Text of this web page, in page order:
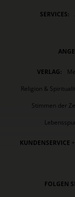
SERVICES:
VERLAG:
Religion &
Stimmen der
KUNDENSERVICE
FOLGEN